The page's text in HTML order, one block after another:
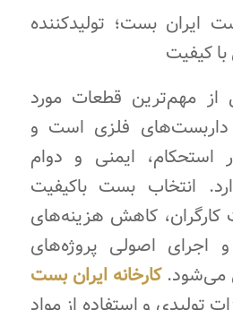
ایران بست؛ تولیدکننده
کیفیت
مهم‌ترین قطعات مورد
داربست‌های فلزی است و
ایمنی و دوام
انتخاب بست باکیفیت
کارگران، کاهش هزینه‌های
اجرای اصولی پروژه‌های
می‌شود.کارخانه ایران بست